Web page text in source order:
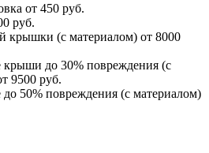
от 450 руб.
руб.
крышки (с материалом) от 8000
до 30% повреждения (с
9500 руб.
50% повреждения (с материалом)